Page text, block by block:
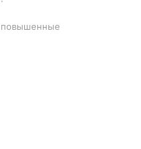
повышенные